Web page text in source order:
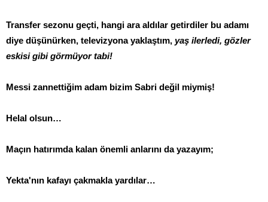
Transfer sezonu geçti, hangi ara aldılar getirdiler bu adamı
diye düşünürken, televizyona yaklaştım, yaş ilerledi, gözler
eskisi gibi görmüyor tabi!
Messi zannettiğim adam bizim Sabri değil miymiş!
Helal olsun…
Maçın hatırımda kalan önemli anlarını da yazayım;
Yekta'nın kafayı çakmakla yardılar…